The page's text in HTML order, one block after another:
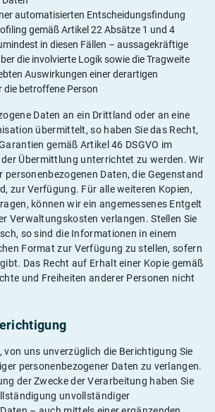
automatisierten Entscheidungsfindung
gemäß Artikel 22 Absätze 1 und 4
in diesen Fällen – aussagekräftige
die involvierte Logik sowie die Tragweite
Auswirkungen einer derartigen
betroffene Person
Daten an ein Drittland oder an eine
übermittelt, so haben Sie das Recht,
gemäß Artikel 46 DSGVO im
Übermittlung unterrichtet zu werden. Wir
personenbezogenen Daten, die Gegenstand
zur Verfügung. Für alle weiteren Kopien,
können wir ein angemessenes Entgelt
Verwaltungskosten verlangen. Stellen Sie
so sind die Informationen in einem
Format zur Verfügung zu stellen, sofern
Das Recht auf Erhalt einer Kopie gemäß
und Freiheiten anderer Personen nicht
von uns unverzüglich die Berichtigung Sie
personenbezogener Daten zu verlangen.
der Zwecke der Verarbeitung haben Sie
unvollständiger